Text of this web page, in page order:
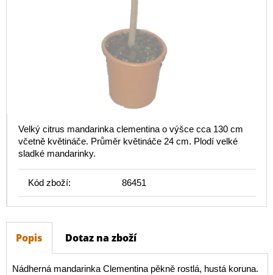
Velký citrus mandarinka clementina o výšce cca 130 cm
včetně květináče. Průměr květináče 24 cm. Plodí velké
sladké mandarinky.
Kód zboží: 86451
Popis Dotaz na zboží
Nádherná mandarinka Clementina pěkně rostlá, hustá koruna.